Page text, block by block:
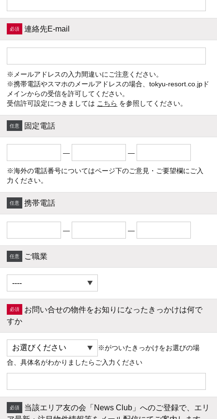
連絡先E-mail
※メールアドレスの入力間違いにご注意ください。
※携帯電話やスマホのメールアドレスの場合、tokyu-resort.co.jpド
メインからの受信を許可してください。
受信許可設定につきましては こちら を参照してください。
固定電話
― ―
※海外の電話番号についてはページ下のご意見・ご要望欄にご入
力ください。
携帯電話
― ―
ご職業
お問い合せの物件をお知りになったきっかけは何で
すか
※がついたきっかけをお選びの場
合、具体名がわかりましたらご入力ください
当該エリア友の会「News Club」へのご登録で、エリ